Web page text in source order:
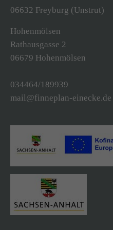
About us
Lorem ipsum dolor sit
adipiscing elit.
massa. Cum sociis
dis parturient montes,
06632 Freyburg (Unstrut)
Hohenmölsen
Rathausgasse 2
06679 Hohenmölsen
034464/189939
mail@finneplan-einecke.de